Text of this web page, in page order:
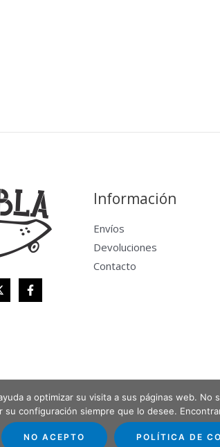
Información
Envíos
Devoluciones
Contacto
a optimizar su visita a sus páginas web.
configuración siempre que lo desee.
NO ACEPTO POLÍTICA DE